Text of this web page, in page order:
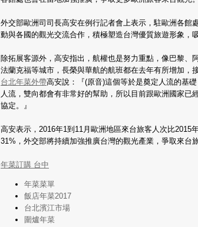
外交部歐洲司司長高安在例行記者會上表示，駐歐洲各館
動與各國的觀光交流合作，積極塑造台灣優質旅遊形象，
除拓展客源外，高安指出，航權也是努力重點，像巴黎、
法蘭克福等城市，長榮與華航的航班都在去年有所增加，
台北年菜外帶高安說：『(原音)這個等於是奠定人流的基
人流，雙向都會有非常好的幫助，所以目前跟歐洲國家已
協定。』
高安表示，2016年1到11月歐洲地區來台旅客人次比2015
31%，外交部將持續加強推廣台灣的觀光產業，爭取來台
年菜訂購 台中
年菜菜單
飯店年菜2017
台北濱江市場
圍爐年菜